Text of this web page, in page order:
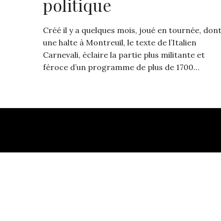
politique
Créé il y a quelques mois, joué en tournée, dont
une halte à Montreuil, le texte de l’Italien
Carnevali, éclaire la partie plus militante et
féroce d’un programme de plus de 1700…